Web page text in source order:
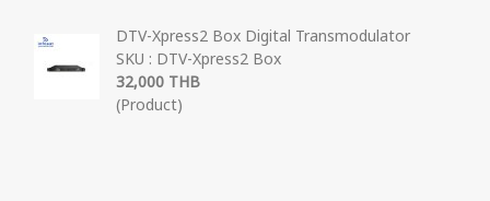
DTV-Xpress2 Box Digital Transmodulator
SKU : DTV-Xpress2 Box
32,000 THB
(Product)